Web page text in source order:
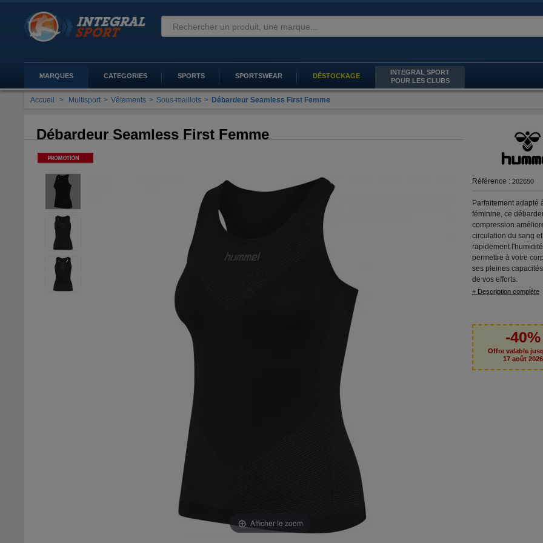
MARQUES CATEGORIES SPORTS SPORTSWEAR DÉSTOCKAGE
INTEGRAL SPORT
POUR LES CLUBS
Accueil > Multisport > Vêtements > Sous-maillots > Débardeur Seamless First Femme
Débardeur Seamless First Femme
Afficher le zoom
Référence : 202650
Parfaitement adapté
féminine, ce
compression
circulation du sang
rapidement
permettre à votre
ses pleines
de vos efforts.
+ Description complète
-40%
Offre valable
17 août 2026